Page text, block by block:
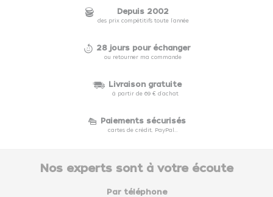
Depuis 2002
des prix compétitifs toute l'année
28 jours pour échanger
ou retourner ma commande
Livraison gratuite
à partir de 69 € d'achat
Paiements sécurisés
cartes de crédit, PayPal...
Nos experts sont à votre écoute
Par téléphone